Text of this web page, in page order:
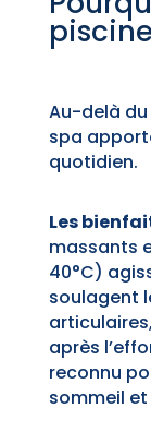
Au-delà
spa
quotidien.
Les
massants
40°C)
soulagent
après
reconnu
sommeil